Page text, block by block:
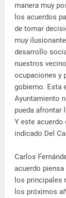
manera muy
los acuerdos
de tomar
muy
desarrollo
nuestros
ocupaciones y
gobierno. Esta
Ayuntamiento
pueda afrontar
Y este acuerdo
indicado Del
Carlos
acuerdo
los principales
los próximos